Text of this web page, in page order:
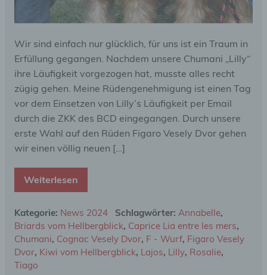
Wir sind einfach nur glücklich, für uns ist ein Traum in
Erfüllung gegangen. Nachdem unsere Chumani „Lilly“
ihre Läufigkeit vorgezogen hat, musste alles recht
zügig gehen. Meine Rüdengenehmigung ist einen Tag
vor dem Einsetzen von Lilly’s Läufigkeit per Email
durch die ZKK des BCD eingegangen. Durch unsere
erste Wahl auf den Rüden Figaro Vesely Dvor gehen
wir einen völlig neuen […]
Weiterlesen
Kategorie: News 2024 Schlagwörter: Annabelle,
Briards vom Hellbergblick, Caprice Lia entre les mers,
Chumani, Cognac Vesely Dvor, F - Wurf, Figaro Vesely
Dvor, Kiwi vom Hellbergblick, Lajos, Lilly, Rosalie,
Tiago